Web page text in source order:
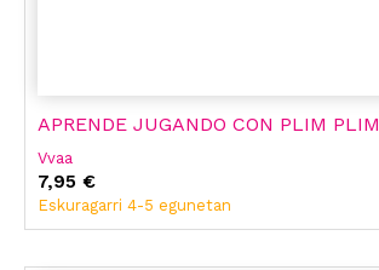
APRENDE JUGANDO CON PLIM PLIM
Vvaa
7,95 €
Eskuragarri 4-5 egunetan